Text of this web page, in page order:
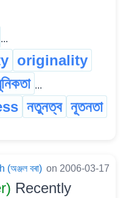
...
originality
...
নতুনত্ব নূতনতা
বৰা) on 2006-03-17
Recently